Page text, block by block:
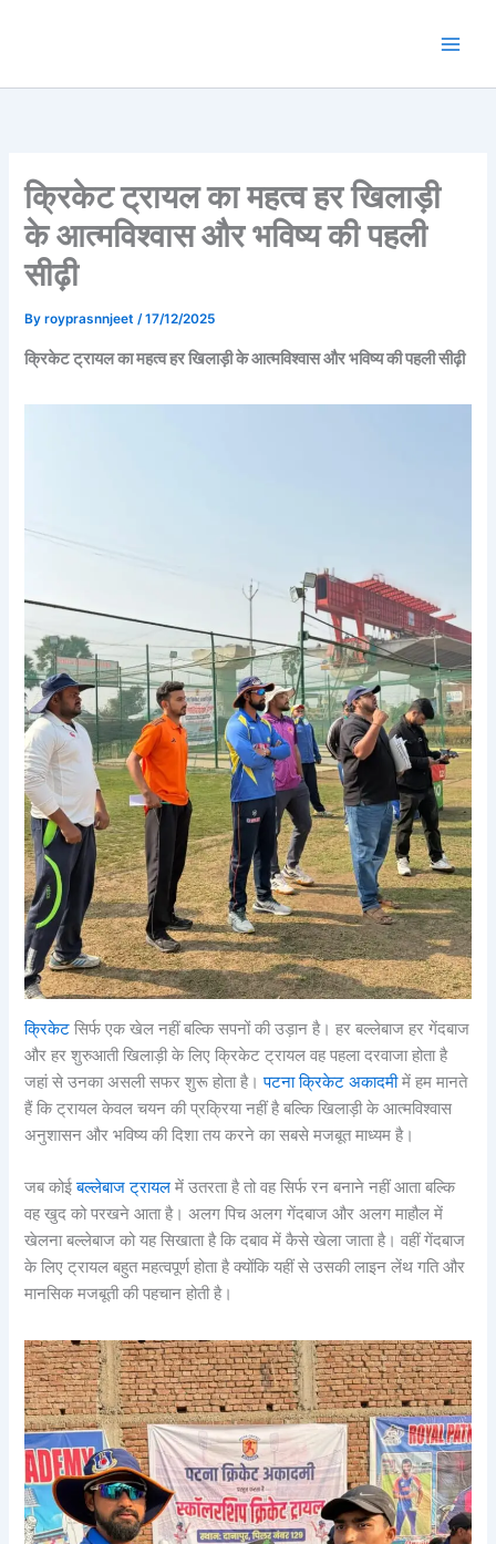
क्रिकेट ट्रायल का महत्व हर खिलाड़ी
के आत्मविश्वास और भविष्य की पहली
सीढ़ी
Byroyprasnnjeet/17/12/2025
क्रिकेट ट्रायल का महत्व हर खिलाड़ी के आत्मविश्वास और भविष्य की पहली सीढ़ी
क्रिकेट सिर्फ एक खेल नहीं बल्कि सपनों की उड़ान है। हर बल्लेबाज हर गेंदबाज
और हर शुरुआती खिलाड़ी के लिए क्रिकेट ट्रायल वह पहला दरवाजा होता है
जहां से उनका असली सफर शुरू होता है।पटना क्रिकेट अकादमीमें हम मानते
हैं कि ट्रायल केवल चयन की प्रक्रिया नहीं है बल्कि खिलाड़ी के आत्मविश्वास
अनुशासन और भविष्य की दिशा तय करने का सबसे मजबूत माध्यम है।
जब कोईबल्लेबाज ट्रायल में उतरता है तो वह सिर्फ रन बनाने नहीं आता बल्कि
वह खुद को परखने आता है। अलग पिच अलग गेंदबाज और अलग माहौल में
खेलना बल्लेबाज को यह सिखाता है कि दबाव में कैसे खेला जाता है। वहीं गेंदबाज
के लिए ट्रायल बहुत महत्वपूर्ण होता है क्योंकि यहीं से उसकी लाइन लेंथ गति और
मानसिक मजबूती की पहचान होती है।